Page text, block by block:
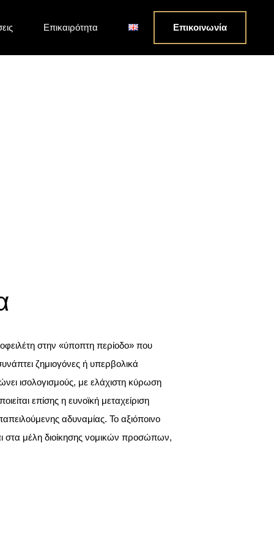
Επικαιρότητα Επικοινωνία
στην «ύποπτη περίοδο» που
ζημιογόνες ή υπερβολικά
ισολογισμούς, με ελάχιστη κύρωση
επίσης η ευνοϊκή μεταχείριση
αδυναμίας. Το αξιόποινο
στα μέλη διοίκησης νομικών προσώπων,